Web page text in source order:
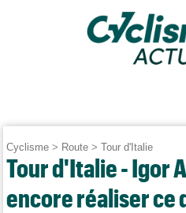
Cyclisme > Route >Tour d'Italie
Tour d'Italie - Igor
encore réaliser ce